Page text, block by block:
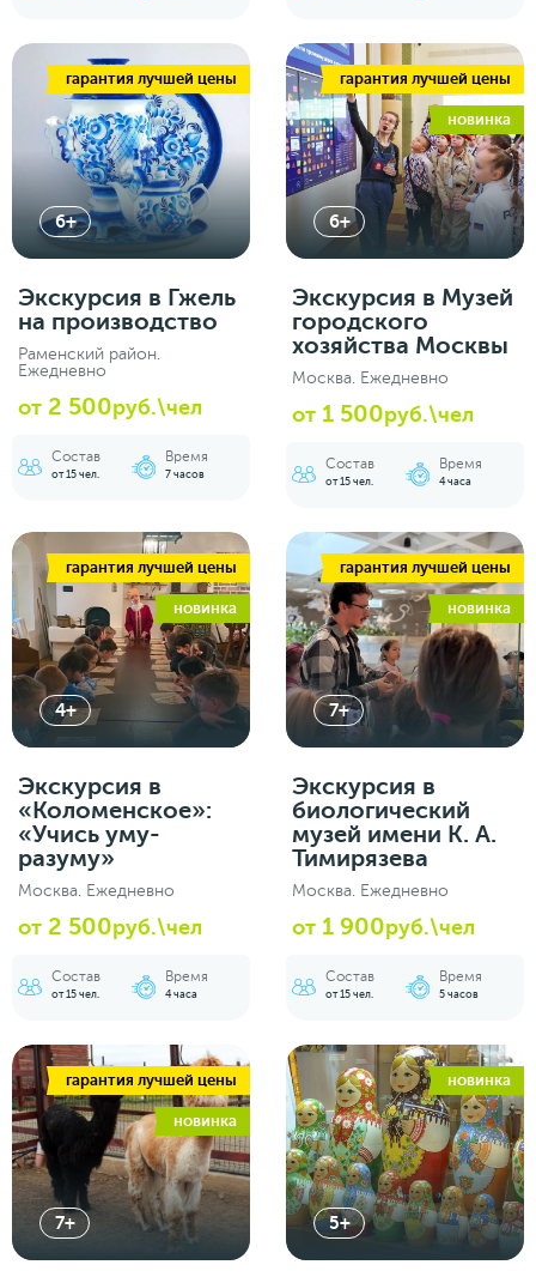
гарантия лучшей цены
6+
Экскурсия в Гжель
на производство
Раменский район.
Ежедневно
от 2 500руб.\чел
Состав
от 15 чел.
Время
7 часов
гарантия лучшей цены
новинка
6+
Экскурсия в Музей
городского
хозяйства Москвы
Москва. Ежедневно
от 1 500руб.\чел
Состав
от 15 чел.
Время
4 часа
гарантия лучшей цены
новинка
4+
Экскурсия в
«Коломенское»:
«Учись уму-
разуму»
Москва. Ежедневно
от 2 500руб.\чел
Состав
от 15 чел.
Время
4 часа
гарантия лучшей цены
новинка
7+
Экскурсия в
биологический
музей имени К. А.
Тимирязева
Москва. Ежедневно
от 1 900руб.\чел
Состав
от 15 чел.
Время
5 часов
гарантия лучшей цены
новинка
7+
новинка
5+